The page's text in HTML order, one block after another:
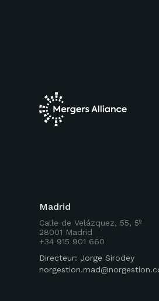
Madrid
Calle de Velázquez, 55, 5º
28001 Madrid
+34 915 901 660
Directeur: Jorge Sirodey